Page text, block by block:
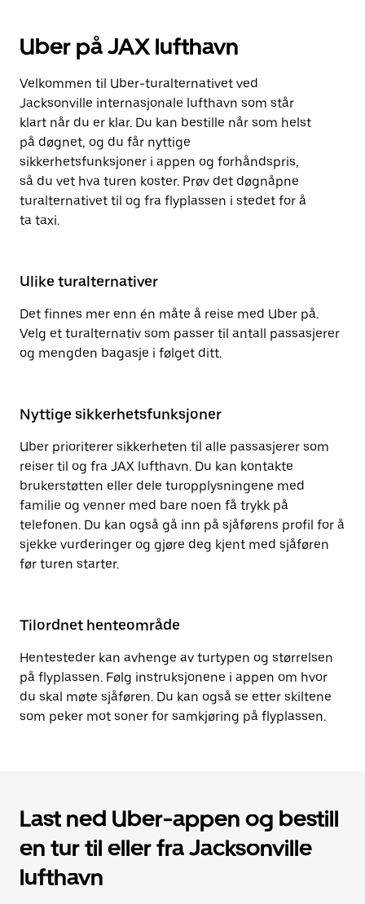
Uber på JAX lufthavn
Velkommen til Uber-turalternativet ved
Jacksonville internasjonale lufthavn som står
klart når du er klar. Du kan bestille når som helst
på døgnet, og du får nyttige
sikkerhetsfunksjoner i appen og forhåndspris,
så du vet hva turen koster. Prøv det døgnåpne
turalternativet til og fra flyplassen i stedet for å
ta taxi.
Ulike turalternativer
Det finnes mer enn én måte å reise med Uber på.
Velg et turalternativ som passer til antall passasjerer
og mengden bagasje i følget ditt.
Nyttige sikkerhetsfunksjoner
Uber prioriterer sikkerheten til alle passasjerer som
reiser til og fra JAX lufthavn. Du kan kontakte
brukerstøtten eller dele turopplysningene med
familie og venner med bare noen få trykk på
telefonen. Du kan også gå inn på sjåførens profil for å
sjekke vurderinger og gjøre deg kjent med sjåføren
før turen starter.
Tilordnet henteområde
Hentesteder kan avhenge av turtypen og størrelsen
på flyplassen. Følg instruksjonene i appen om hvor
du skal møte sjåføren. Du kan også se etter skiltene
som peker mot soner for samkjøring på flyplassen.
Last ned Uber-appen og bestill
en tur til eller fra Jacksonville
lufthavn